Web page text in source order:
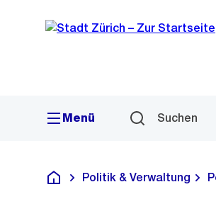
Navigation
Sprunglink
Menü Suchen
Deutsch
Politik & Verwaltung